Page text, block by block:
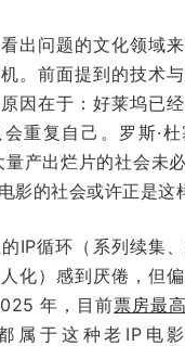
出问题的文化领域
。前面提到的技术
因在于：好莱坞已
重复自己。罗斯·
量产出烂片的社会未
影的社会或许正是这
IP循环（系列续集
化）感到厌倦，但
年，目前票房最
属于这种老IP电